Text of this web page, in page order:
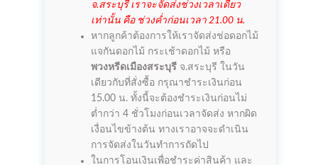
จ.สระบุรี เราจะจัดส่งช่วงเวลาเดียว
เท่านั้น คือ ช่วงค่ำก่อนเวลา 21.00 น.
หากลูกค้าต้องการให้เราจัดส่งช่อดอกไม้
แจกันดอกไม้ กระเช้าดอกไม้ หรือ
พวงหรีดเมืองสระบุรี จ.สระบุรี ในวัน
เดียวกับที่สั่งซื้อ กรุณาชำระเงินก่อน
15.00 น. ทั้งนี้จะต้องชำระเงินก่อนไม่
ต่ำกว่า 4 ชั่วโมงก่อนเวลาจัดส่ง หากผิด
เงื่อนไขข้างต้น ทางเราอาจจะดำเนิน
การจัดส่งในวันทำการถัดไป
ในการโอนเงินเพื่อชำระค่าสินค้า และ